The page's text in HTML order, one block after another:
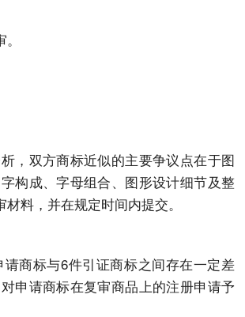
，双方商标近似的主要争议点在于图
构成、字母组合、图形设计细节及整
料，并在规定时间内提交。
请商标与6件引证商标之间存在一定差
申请商标在复审商品上的注册申请予